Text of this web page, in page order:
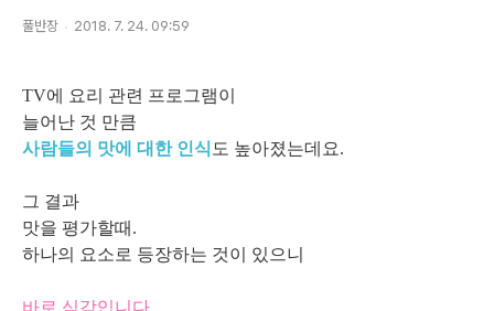
풀반장 2018. 7. 24. 09:59
TV에 요리 관련 프로그램이
늘어난 것 만큼
사람들의 맛에 대한 인식 도 높아졌는데요.
그 결과
맛을 평가할때.
하나의 요소로 등장하는 것이 있으니
바로 식감입니다.